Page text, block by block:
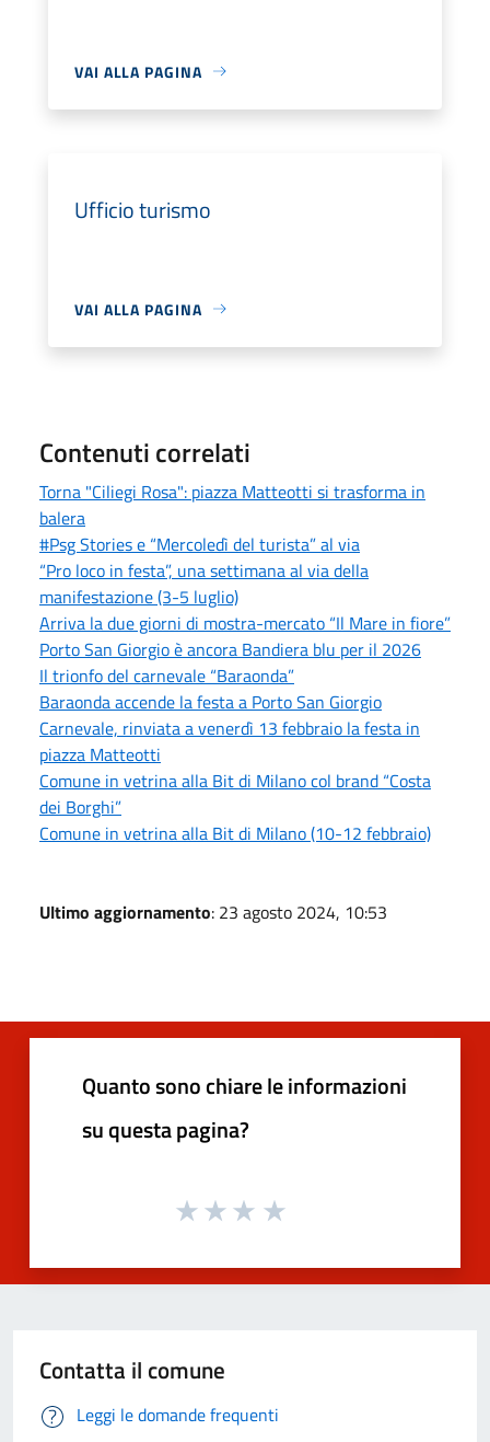
VAI ALLA PAGINA
Ufficio turismo
VAI ALLA PAGINA
Contenuti correlati
Torna "Ciliegi Rosa": piazza Matteotti si trasforma in
balera
#Psg Stories e “Mercoledì del turista” al via
“Pro loco in festa”, una settimana al via della
manifestazione (3-5 luglio)
Arriva la due giorni di mostra-mercato “Il Mare in fiore”
Porto San Giorgio è ancora Bandiera blu per il 2026
Il trionfo del carnevale “Baraonda”
Baraonda accende la festa a Porto San Giorgio
Carnevale, rinviata a venerdì 13 febbraio la festa in
piazza Matteotti
Comune in vetrina alla Bit di Milano col brand “Costa
dei Borghi”
Comune in vetrina alla Bit di Milano (10-12 febbraio)
Ultimo aggiornamento: 23 agosto 2024, 10:53
Quanto sono chiare le informazioni
su questa pagina?
Contatta il comune
Leggi le domande frequenti